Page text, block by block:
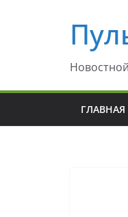
содержимому
ГЛАВНАЯ